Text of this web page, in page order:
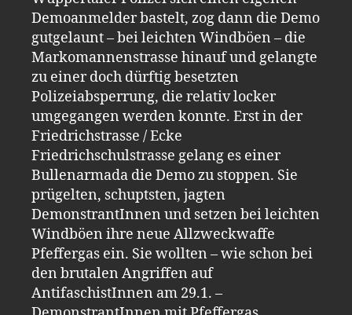
Demoanmelder bastelt, zog dann die Demo
gutgelaunt – bei leichten Windböen – die
Markomannenstrasse hinauf und gelangte
zu einer doch dürftig besetzten
Polizeiabsperrung, die relativ locker
umgegangen werden konnte. Erst in der
Friedrichstrasse / Ecke
Friedrichschulstrasse gelang es einer
Bullenarmada die Demo zu stoppen. Sie
prügelten, schuptsten, jagten
DemonstrantInnen und setzen bei leichten
Windböen ihre neue Allzweckwaffe
Pfeffergas ein. Sie wollten – wie schon bei
den brutalen Angriffen auf
AntifaschistInnen am 29.1. –